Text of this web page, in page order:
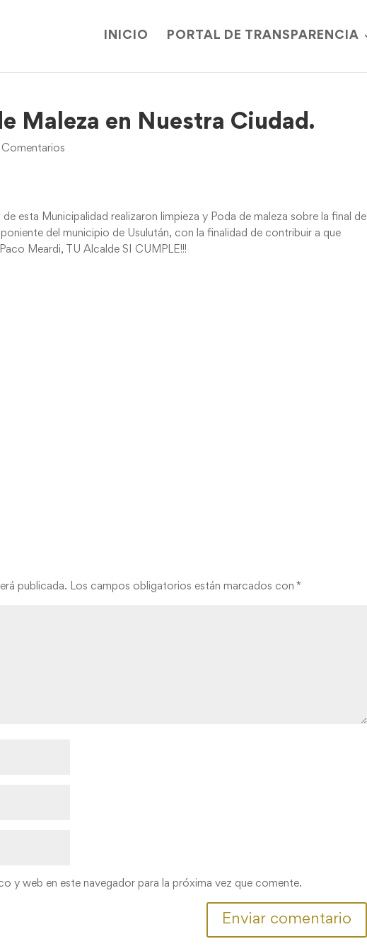
INICIO PORTAL DE TRANSPARENCIA
Maleza en Nuestra Ciudad.
esta Municipalidad realizaron limpieza y Poda de maleza sobre la final de
poniente del municipio de Usulután, con la finalidad de contribuir a que
Meardi, TU Alcalde SI CUMPLE!!!
publicada. Los campos obligatorios están marcados con*
y web en este navegador para la próxima vez que comente.